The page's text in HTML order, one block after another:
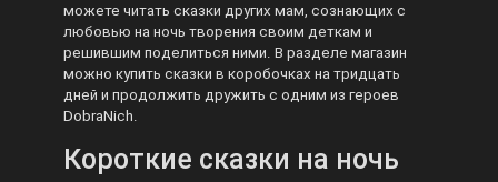
можете читать сказки других мам, сознающих с
любовью на ночь творения своим деткам и
решившим поделиться ними. В разделе магазин
можно купить сказки в коробочках на тридцать
дней и продолжить дружить с одним из героев
DobraNich.
Короткие сказки на ночь